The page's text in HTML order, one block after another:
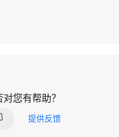
您有帮助？
提供反馈